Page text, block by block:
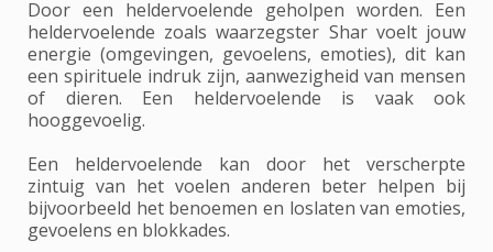
Door een heldervoelende geholpen worden. Een
heldervoelende zoals waarzegster Shar voelt jouw
energie (omgevingen, gevoelens, emoties), dit kan
een spirituele indruk zijn, aanwezigheid van mensen
of dieren. Een heldervoelende is vaak ook
hooggevoelig.
Een heldervoelende kan door het verscherpte
zintuig van het voelen anderen beter helpen bij
bijvoorbeeld het benoemen en loslaten van emoties,
gevoelens en blokkades.